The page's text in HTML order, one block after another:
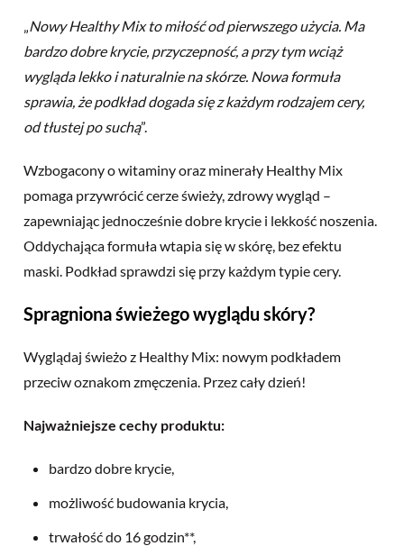
Nowy Healthy Mix to miłość od pierwszego użycia. Ma
bardzodobre krycie, przyczepność, a przy tym wciąż
wygląda lekko i naturalnie na skórze. Nowa formuła
sprawia, że podkład dogada się z każdym rodzajem cery,
od tłustej po suchą”.
Wzbogacony o witaminy oraz minerały Healthy Mix
pomaga przywrócić cerze świeży, zdrowy wygląd –
zapewniając jednocześnie dobre krycie i lekkość noszenia.
Oddychająca formuła wtapia się w skórę, bez efektu
maski. Podkład sprawdzi się przy każdym typie cery.
Spragniona świeżego wyglądu skóry?
Wyglądaj świeżo z Healthy Mix: nowym podkładem
przeciw oznakom zmęczenia. Przez cały dzień!
Najważniejsze cechy produktu:
bardzo dobre krycie,
możliwość budowania krycia,
trwałość do 16 godzin**,